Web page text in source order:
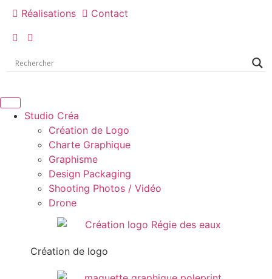
Réalisations Contact
Studio Créa
Création de Logo
Charte Graphique
Graphisme
Design Packaging
Shooting Photos / Vidéo
Drone
Création de logo